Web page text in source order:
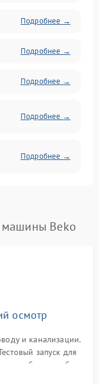
Подробнее →
Подробнее →
Подробнее →
Подробнее →
Подробнее →
Подробнее →
машины Beko
осмотр
и канализации.
запуск для
или сбоев в работе